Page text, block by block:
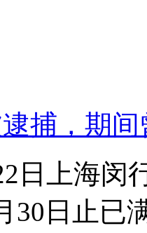
逮捕，期
日上海
30日止已